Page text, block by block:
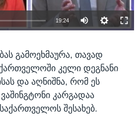
19:24
გამოეხმაურა, თავად
კელი დეგნანი
და აღნიშნა, რომ ეს
კარგადაა
შესახებ.